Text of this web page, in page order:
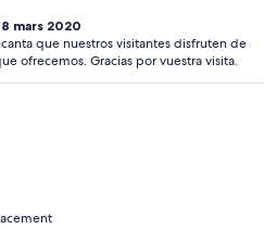
mars 2020
que nuestros visitantes disfruten de
ofrecemos. Gracias por vuestra visita.